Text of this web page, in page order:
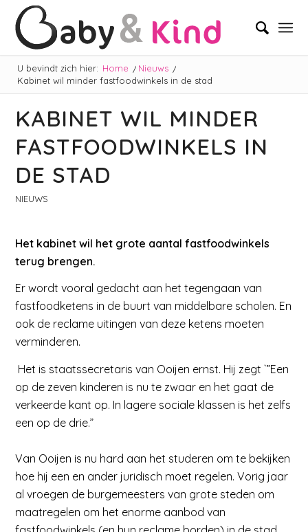
U bevindt zich hier: Home / Nieuws /
Kabinet wil minder fastfoodwinkels in de stad
KABINET WIL MINDER
FASTFOODWINKELS IN
DE STAD
NIEUWS
Het kabinet wil het grote aantal fastfoodwinkels
terug brengen.
Er wordt vooral gedacht aan het tegengaan van
fastfoodketens in de buurt van middelbare scholen. En
ook de reclame uitingen van deze ketens moeten
verminderen.
Het is staatssecretaris van Ooijen ernst. Hij zegt `”Een
op de zeven kinderen is nu te zwaar en het gaat de
verkeerde kant op. In lagere sociale klassen is het zelfs
een op de drie.”
Van Ooijen is nu hard aan het studeren om te bekijken
hoe hij een en ander juridisch moet regelen. Vorig jaar
al vroegen de burgemeesters van grote steden om
maatregelen om het enorme aanbod van